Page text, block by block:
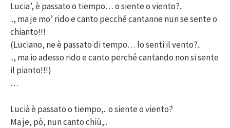
Lucia’, è passato o tiempo… o siente o viento?..
.., ma je mo’ rido e canto pecché cantanne nun se sente o
chianto!!!
(Luciano, ne è passato di tempo… lo senti il vento?..
.., ma io adesso rido e canto perché cantando non si sente
il pianto!!!)
…
Lucià è passato o tiempo,.. o siente o viento?
Ma je, pò, nun canto chiù,..